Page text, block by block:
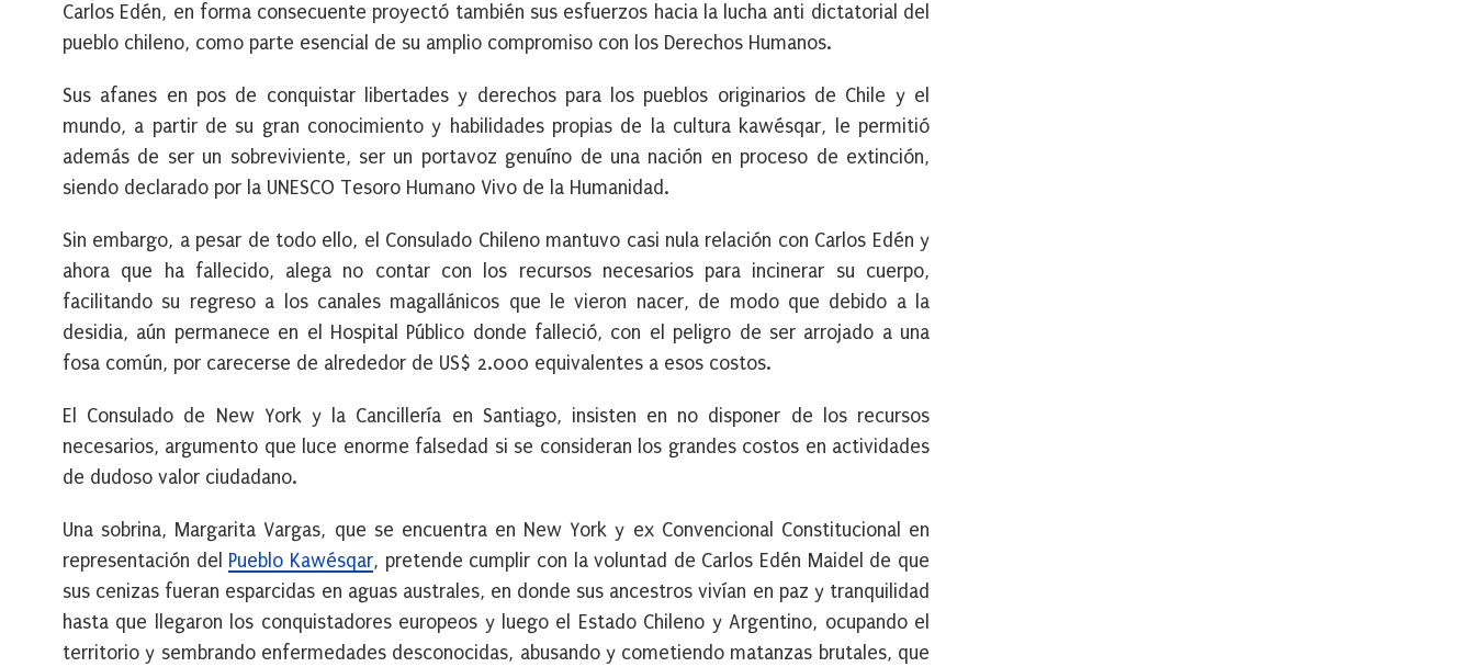
Carlos Edén, en forma consecuente proyectó también sus esfuerzos hacia la lucha anti dictatorial del
pueblo chileno, como parte esencial de su amplio compromiso con los Derechos Humanos.
Sus afanes en pos de conquistar libertades y derechos para los pueblos originarios de Chile y el
mundo, a partir de su gran conocimiento y habilidades propias de la cultura kawésqar, le permitió
además de ser un sobreviviente, ser un portavoz genuíno de una nación en proceso de extinción,
siendo declarado por la UNESCO Tesoro Humano Vivo de la Humanidad.
Sin embargo, a pesar de todo ello, el Consulado Chileno mantuvo casi nula relación con Carlos Edén y
ahora que ha fallecido, alega no contar con los recursos necesarios para incinerar su cuerpo,
facilitando su regreso a los canales magallánicos que le vieron nacer, de modo que debido a la
desidia, aún permanece en el Hospital Público donde falleció, con el peligro de ser arrojado a una
fosa común, por carecerse de alrededor de US$ 2.000 equivalentes a esos costos.
El Consulado de New York y la Cancillería en Santiago, insisten en no disponer de los recursos
necesarios, argumento que luce enorme falsedad si se consideran los grandes costos en actividades
de dudoso valor ciudadano.
Una sobrina, Margarita Vargas, que se encuentra en New York y ex Convencional Constitucional en
representación del Pueblo Kawésqar, pretende cumplir con la voluntad de Carlos Edén Maidel de que
sus cenizas fueran esparcidas en aguas australes, en donde sus ancestros vivían en paz y tranquilidad
hasta que llegaron los conquistadores europeos y luego el Estado Chileno y Argentino, ocupando el
territorio y sembrando enfermedades desconocidas, abusando y cometiendo matanzas brutales, que